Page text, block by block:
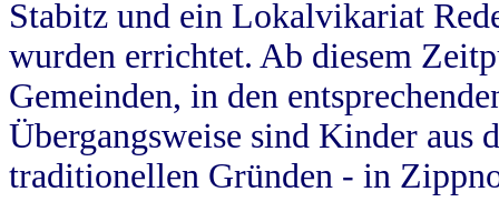
Stabitz und ein Lokalvikariat
wurden errichtet. Ab diesem
Gemeinden, in den
Übergangsweise sind Kinder aus
traditionellen Gründen - in